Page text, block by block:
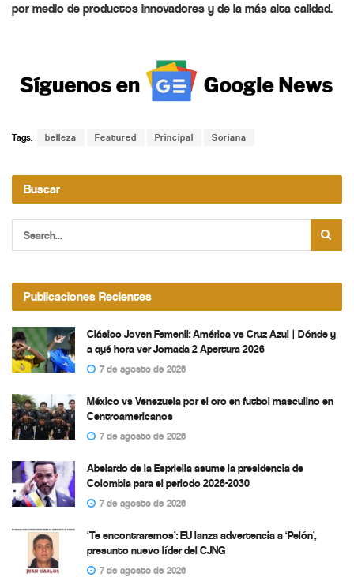
por medio de productos innovadores y de la más alta calidad.
Tags: belleza Featured Principal Soriana
Buscar
Publicaciones Recientes
Clásico Joven Femenil: América vs Cruz Azul | Dónde y
a qué hora ver Jornada 2 Apertura 2026
7 de agosto de 2026
México vs Venezuela por el oro en futbol masculino en
Centroamericanos
7 de agosto de 2026
Abelardo de la Espriella asume la presidencia de
Colombia para el periodo 2026-2030
7 de agosto de 2026
‘Te encontraremos’: EU lanza advertencia a ‘Pelón’,
presunto nuevo líder del CJNG
7 de agosto de 2026